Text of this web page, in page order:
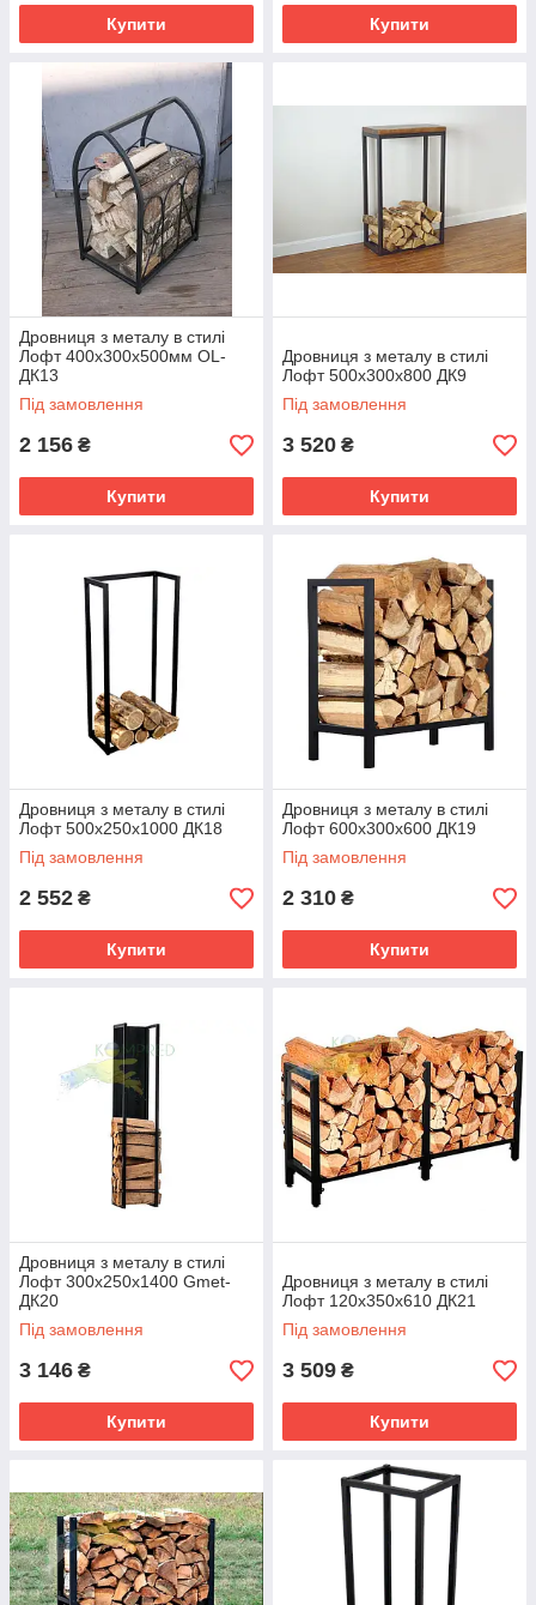
Купити Купити
Дровниця з металу в стилі
Лофт 400х300х500мм OL-
ДК13
Під замовлення
2 156 ₴
Купити
Дровниця з металу в стилі
Лофт 500х300х800 ДК9
Під замовлення
3 520 ₴
Купити
Дровниця з металу в стилі
Лофт 500х250х1000 ДК18
Під замовлення
2 552 ₴
Купити
Дровниця з металу в стилі
Лофт 600х300х600 ДК19
Під замовлення
2 310 ₴
Купити
Дровниця з металу в стилі
Лофт 300х250х1400 Gmet-
ДК20
Під замовлення
3 146 ₴
Купити
Дровниця з металу в стилі
Лофт 120х350х610 ДК21
Під замовлення
3 509 ₴
Купити